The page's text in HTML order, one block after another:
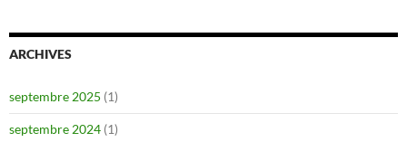
ARCHIVES
septembre 2025 (1)
septembre 2024 (1)